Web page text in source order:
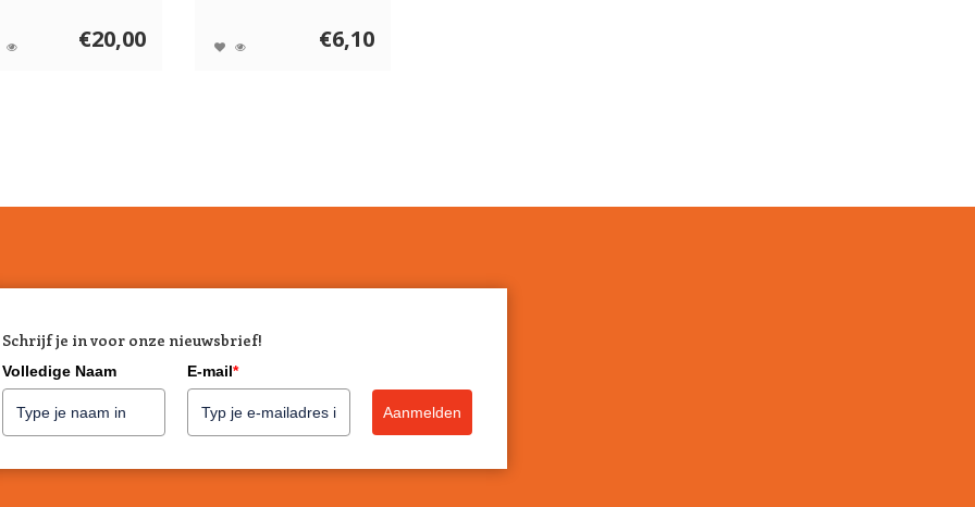
€20,00 €6,10
Schrijf je in voor onze nieuwsbrief!
Volledige Naam E-mail*
Aanmelden